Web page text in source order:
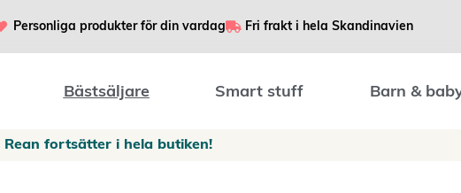
Personliga produkter för din vardag Fri frakt i hela Skandinavien
Bästsäljare Smart stuff Barn &
Rean fortsätter i hela butiken!